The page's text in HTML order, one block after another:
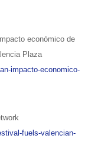
económico de
Plaza
impacto-economico-
fuels-valencian-